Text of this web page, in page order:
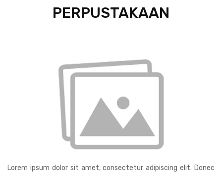
PERPUSTAKAAN
Lorem ipsum dolor sit amet, consectetur adipiscing elit. Donec